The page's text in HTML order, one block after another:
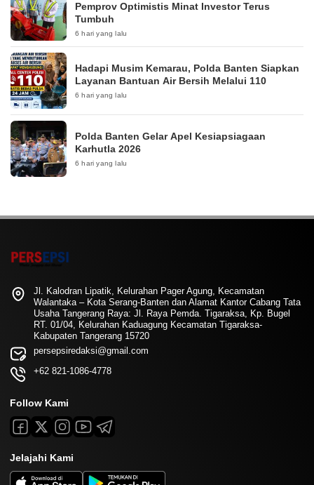
Pemprov Optimistis Minat Investor Terus
Tumbuh
6 hari yang lalu
Hadapi Musim Kemarau, Polda Banten Siapkan
Layanan Bantuan Air Bersih Melalui 110
6 hari yang lalu
Polda Banten Gelar Apel Kesiapsiagaan
Karhutla 2026
6 hari yang lalu
Jl. Kalodran Lipatik, Kelurahan Pager Agung, Kecamatan
Walantaka – Kota Serang-Banten dan Alamat Kantor Cabang Tata
Usaha Tangerang Raya: Jl. Raya Pemda. Tigaraksa, Kp. Bugel
RT. 01/04, Kelurahan Kaduagung Kecamatan Tigaraksa-
Kabupaten Tangerang 15720
persepsiredaksi@gmail.com
+62 821-1086-4778
Follow Kami
Jelajahi Kami